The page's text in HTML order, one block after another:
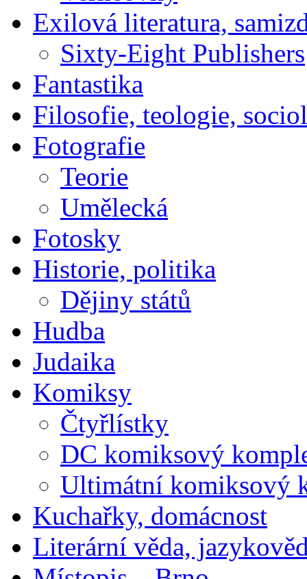
Exilová literatura,
Sixty-Eight Publishers
Fantastika
Filosofie, teologie,
Fotografie
Teorie
Umělecká
Fotosky
Historie, politika
Dějiny států
Hudba
Judaika
Komiksy
Čtyřlístky
DC komiksový
Ultimátní komiksový
Kuchařky, domácnost
Literární věda,